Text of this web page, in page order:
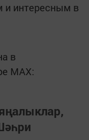
интересным в
в
MАХ: